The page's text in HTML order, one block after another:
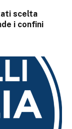
scelta
i confini